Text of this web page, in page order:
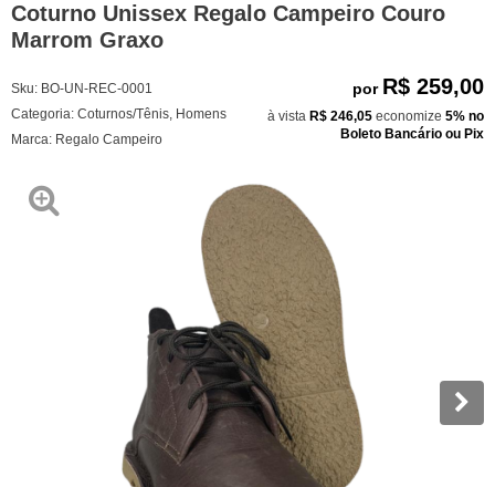
Coturno Unissex Regalo Campeiro Couro
Marrom Graxo
Sku: BO-UN-REC-0001
Categoria: Coturnos/Tênis Homens
Marca: Regalo Campeiro
por R$ 259,00
à vista R$ 246,05 economize 5% no
Boleto Bancário ou Pix